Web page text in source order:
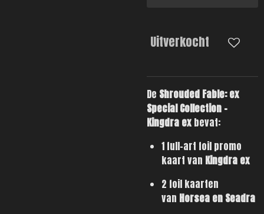
Uitverkocht
De Shrouded Fable: ex
Special Collection -
Kingdra ex bevat:
1 full-art foil promo
kaart van Kingdra ex
2 foil kaarten
van Horsea en Seadra